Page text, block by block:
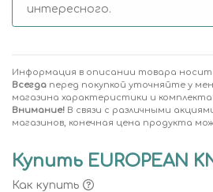
интересного.
Информация в описании товара носит
Всегда перед покупкой уточняйте у
магазина характеристики и
Внимание! В связи с различными
магазинов, конечная цена продукта
Купить EUROPEAN
Как купить